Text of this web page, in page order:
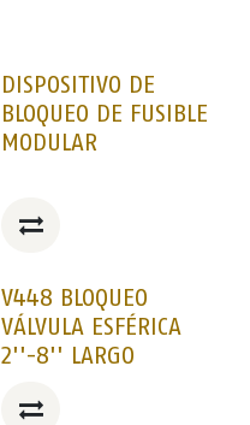
DISPOSITIVO DE
BLOQUEO DE FUSIBLE
MODULAR
V448 BLOQUEO
VÁLVULA ESFÉRICA
2''-8'' LARGO